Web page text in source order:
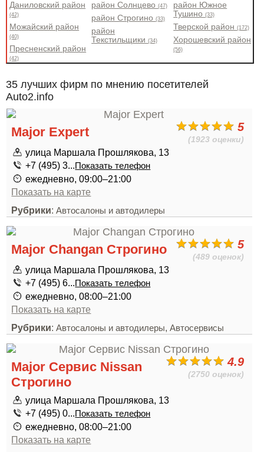
Даниловский район
(42)
Можайский район
(40)
Пресненский район
(42)
район Солнцево(47)
район Строгино(33)
район
Текстильщики(34)
район Южное
Тушино(33)
Тверской район(172)
Хорошевский район
(56)
35 лучших фирм по мнению посетителей
Auto2.info
5
(1923 оценки)
Major Expert
улица Маршала Прошлякова, 13
+7 (495) 3...Показать телефон
ежедневно, 09:00–21:00
Показать на карте
Рубрики:Автосалоны и автодилеры
5
(489 оценок)
Major Changan Строгино
улица Маршала Прошлякова, 13
+7 (495) 6...Показать телефон
ежедневно, 08:00–21:00
Показать на карте
Рубрики:Автосалоны и автодилеры,Автосервисы
4.9
(2750 оценок)
Major Сервис Nissan
Строгино
улица Маршала Прошлякова, 13
+7 (495) 0...Показать телефон
ежедневно, 08:00–21:00
Показать на карте